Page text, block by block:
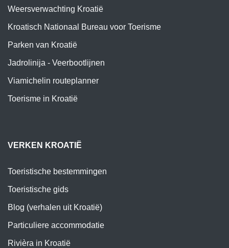
Weersverwachting Kroatië
Kroatisch Nationaal Bureau voor Toerisme
Parken van Kroatië
Jadrolinija - Veerbootlijnen
Viamichelin routeplanner
Toerisme in Kroatië
VERKEN KROATIË
Toeristische bestemmingen
Toeristische gids
Blog (verhalen uit Kroatië)
Particuliere accommodatie
Rivièra in Kroatië